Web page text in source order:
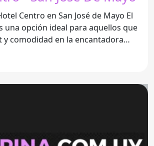
Centro en San José de Mayo El
una opción ideal para aquellos que
y comodidad en la encantadora